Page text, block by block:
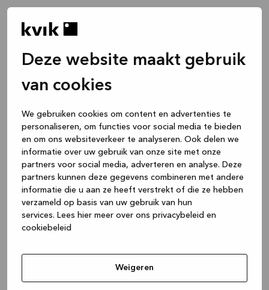
Deze website maakt gebruik
van cookies
We gebruiken cookies om content en advertenties te
personaliseren, om functies voor social media te bieden
en om ons websiteverkeer te analyseren. Ook delen we
informatie over uw gebruik van onze site met onze
partners voor social media, adverteren en analyse. Deze
partners kunnen deze gegevens combineren met andere
informatie die u aan ze heeft verstrekt of die ze hebben
verzameld op basis van uw gebruik van hun
services. Lees hier meer over ons privacybeleid en
cookiebeleid
Weigeren
(see the browser console for more
information).